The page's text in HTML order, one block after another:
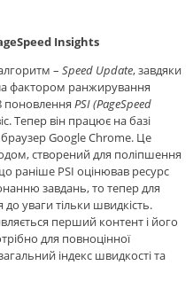
​​Insights
–Speed ​​Update, завдяки
фактором ранжирування
поновленняPSI (PageSpeed ​​
Тепер він працює на базі
Google Chrome. Це
створений для поліпшення
раніше PSI оцінював ресурс
завдань, то тепер для
уваги тільки швидкість.
перший контент і його
для повноцінної
індекс швидкості та